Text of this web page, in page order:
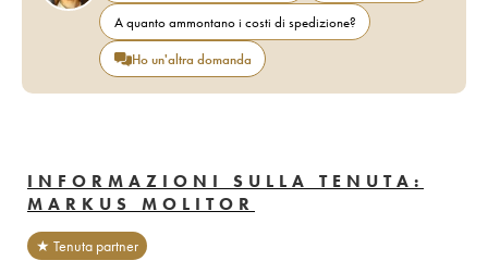
A quanto ammontano i costi di spedizione?
Ho un'altra domanda
INFORMAZIONI SULLA TENUTA:
MARKUS MOLITOR
★ Tenuta partner